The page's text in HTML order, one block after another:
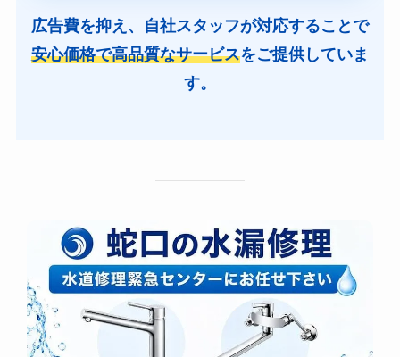
広告費を抑え、自社スタッフが対応することで
安心価格で高品質なサービスをご提供していま
す。